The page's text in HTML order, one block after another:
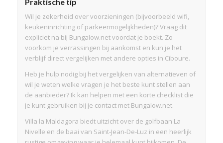
Praktische tip
Wil je zekerheid over voorzieningen (bijvoorbeeld wifi,
keukeninrichting of parkeermogelijkheden)? Vraag dit
expliciet na bij Bungalow.net voordat je boekt. Zo
voorkom je verrassingen bij aankomst en kun je het
verblijf direct vergelijken met andere opties in Ciboure.
Heb je hulp nodig bij het vergelijken van alternatieven of
wil je weten welke vragen je het beste kunt stellen aan
de aanbieder? Ik kan helpen met een korte checklist die
je kunt gebruiken bij je contact met Bungalow.net.
Villa la Maldagora biedt uitzicht over de golfbaan La
Nivelle en de baai van Saint-Jean-De-Luz in een heerlijk